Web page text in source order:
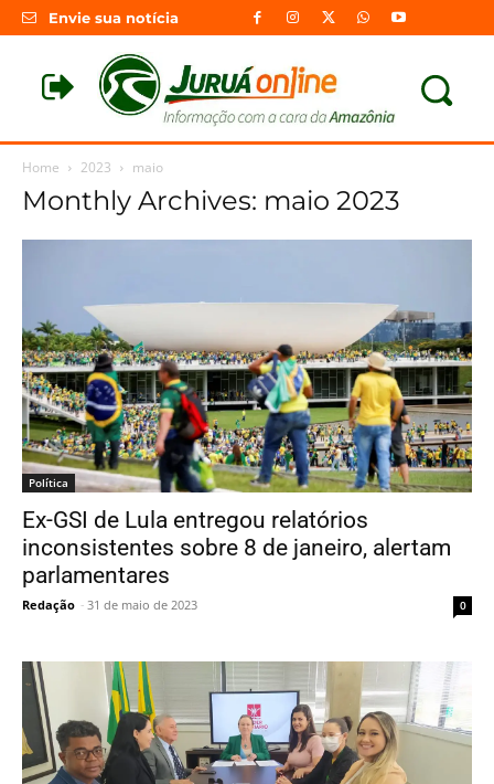
Envie sua notícia
Home 2023 maio
Monthly Archives: maio 2023
Política
Ex-GSI de Lula entregou relatórios
inconsistentes sobre 8 de janeiro, alertam
parlamentares
Redação - 31 de maio de 2023 0